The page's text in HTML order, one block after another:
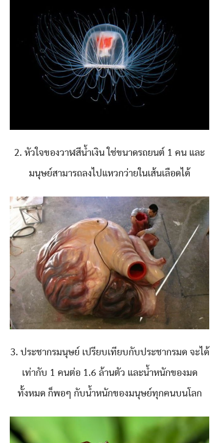
2. หัวใจของวาฬสีน้ำเงิน ใช่ขนาดรถยนต์ 1 คน และ
มนุษย์สามารถลงไปแหวกว่ายในเส้นเลือดได้
3. ประชากรมนุษย์ เปรียบเทียบกับประชากรมด จะได้
เท่ากับ 1 คนต่อ 1.6 ล้านตัว และน้ำหนักของมด
ทั้งหมด ก็พอๆ กับน้ำหนักของมนุษย์ทุกคนบนโลก